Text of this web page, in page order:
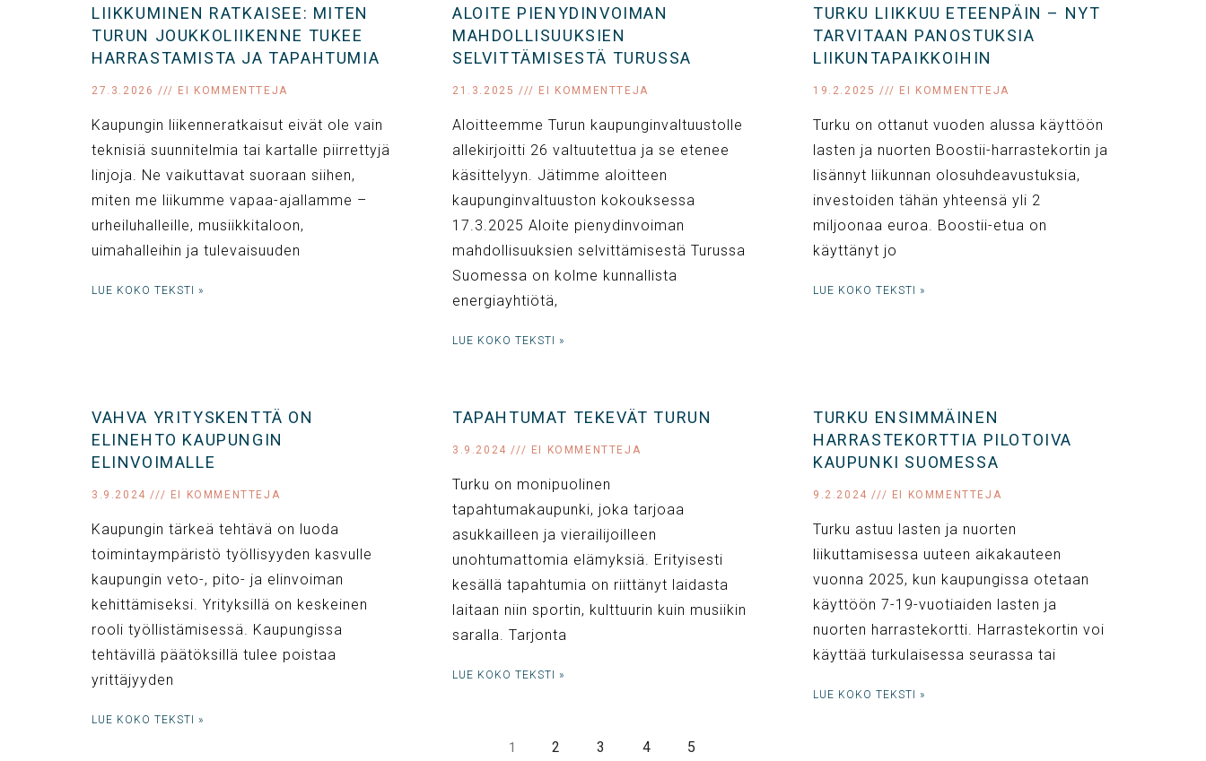
LIIKKUMINEN RATKAISEE: MITEN
TURUN JOUKKOLIIKENNE TUKEE
HARRASTAMISTA JA TAPAHTUMIA
27.3.2026 EI KOMMENTTEJA
Kaupungin liikenneratkaisut eivät ole vain
teknisiä suunnitelmia tai kartalle piirrettyjä
linjoja. Ne vaikuttavat suoraan siihen,
miten me liikumme vapaa-ajallamme –
urheiluhalleille, musiikkitaloon,
uimahalleihin ja tulevaisuuden
LUE KOKO TEKSTI »
ALOITE PIENYDINVOIMAN
MAHDOLLISUUKSIEN
SELVITTÄMISESTÄ TURUSSA
21.3.2025 EI KOMMENTTEJA
Aloitteemme Turun kaupunginvaltuustolle
allekirjoitti 26 valtuutettua ja se etenee
käsittelyyn. Jätimme aloitteen
kaupunginvaltuuston kokouksessa
17.3.2025 Aloite pienydinvoiman
mahdollisuuksien selvittämisestä Turussa
Suomessa on kolme kunnallista
energiayhtiötä,
LUE KOKO TEKSTI »
TURKU LIIKKUU ETEENPÄIN – NYT
TARVITAAN PANOSTUKSIA
LIIKUNTAPAIKKOIHIN
19.2.2025 EI KOMMENTTEJA
Turku on ottanut vuoden alussa käyttöön
lasten ja nuorten Boostii-harrastekortin ja
lisännyt liikunnan olosuhdeavustuksia,
investoiden tähän yhteensä yli 2
miljoonaa euroa. Boostii-etua on
käyttänyt jo
LUE KOKO TEKSTI »
VAHVA YRITYSKENTTÄ ON
ELINEHTO KAUPUNGIN
ELINVOIMALLE
3.9.2024 EI KOMMENTTEJA
Kaupungin tärkeä tehtävä on luoda
toimintaympäristö työllisyyden kasvulle
kaupungin veto-, pito- ja elinvoiman
kehittämiseksi. Yrityksillä on keskeinen
rooli työllistämisessä. Kaupungissa
tehtävillä päätöksillä tulee poistaa
yrittäjyyden
LUE KOKO TEKSTI »
TAPAHTUMAT TEKEVÄT TURUN
3.9.2024 EI KOMMENTTEJA
Turku on monipuolinen
tapahtumakaupunki, joka tarjoaa
asukkailleen ja vierailijoilleen
unohtumattomia elämyksiä. Erityisesti
kesällä tapahtumia on riittänyt laidasta
laitaan niin sportin, kulttuurin kuin musiikin
saralla. Tarjonta
LUE KOKO TEKSTI »
TURKU ENSIMMÄINEN
HARRASTEKORTTIA PILOTOIVA
KAUPUNKI SUOMESSA
9.2.2024 EI KOMMENTTEJA
Turku astuu lasten ja nuorten
liikuttamisessa uuteen aikakauteen
vuonna 2025, kun kaupungissa otetaan
käyttöön 7-19-vuotiaiden lasten ja
nuorten harrastekortti. Harrastekortin voi
käyttää turkulaisessa seurassa tai
LUE KOKO TEKSTI »
1 2 3 4 5